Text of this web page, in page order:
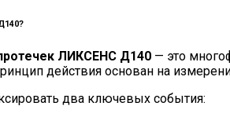
ЛИКСЕНС Д140 — это
действия основан на
два ключевых события: